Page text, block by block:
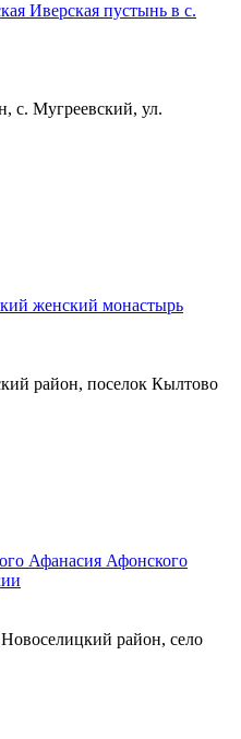
Иверская пустынь в с.
с. Мугреевский, ул.
женский монастырь
район, поселок Кылтово
Афанасия Афонского
район, село